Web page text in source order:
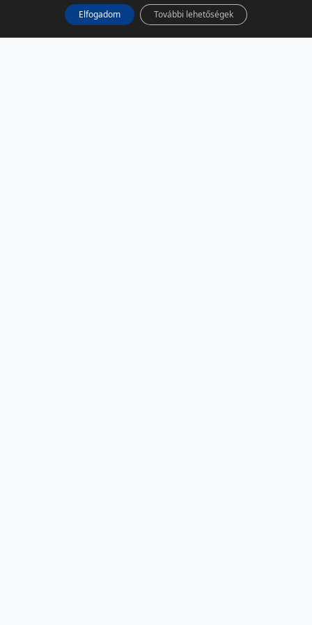
Elfogadom További lehetőségek